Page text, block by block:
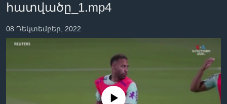
IN ENGLISH
ՄԵՐ ՄԱՍԻՆ
«ԱՄԵՐԻԿԱՅԻ ՁԱՅՆ»-Ի ԿԱՆՈՆԱԴՐՈՒԹՅՈՒՆ
ԿԱՊ ՄԵԶ ՀԵՏ
ՈՒԿՐԱԻՆԱԿԱՆ ՊԱՏԵՐԱԶՄ
Learning English
հատվածը_1.mp4
08 Դեկտեմբեր, 2022
No media source currently available